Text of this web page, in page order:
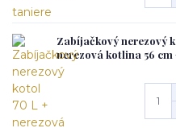
Zabíjačkový nerezový
nerezová kotlina 56 cm